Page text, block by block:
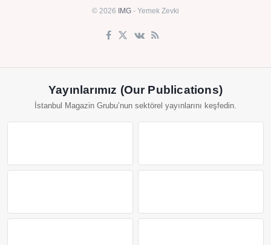
© 2026 IMG - Yemek Zevki
Yayınlarımız (Our Publications)
İstanbul Magazin Grubu’nun sektörel yayınlarını keşfedin.